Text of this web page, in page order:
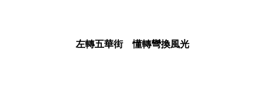
左轉五華街 懂轉彎換風光